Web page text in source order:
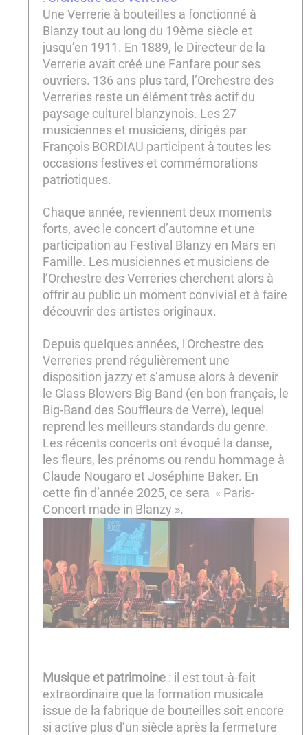
Une Verrerie à bouteilles a fonctionné à
Blanzy tout au long du 19ème siècle et
jusqu’en 1911. En 1889, le Directeur de la
Verrerie avait créé une Fanfare pour ses
ouvriers. 136 ans plus tard, l’Orchestre des
Verreries reste un élément très actif du
paysage culturel blanzynois. Les 27
musiciennes et musiciens, dirigés par
François BORDIAU participent à toutes les
occasions festives et commémorations
patriotiques.
Chaque année, reviennent deux moments
forts, avec le concert d’automne et une
participation au Festival Blanzy en Mars en
Famille. Les musiciennes et musiciens de
l’Orchestre des Verreries cherchent alors à
offrir au public un moment convivial et à faire
découvrir des artistes originaux.
Depuis quelques années, l'Orchestre des
Verreries prend régulièrement une
disposition jazzy et s’amuse alors à devenir
le Glass Blowers Big Band (en bon français, le
Big-Band des Souffleurs de Verre), lequel
reprend les meilleurs standards du genre.
Les récents concerts ont évoqué la danse,
les fleurs, les prénoms ou rendu hommage à
Claude Nougaro et Joséphine Baker. En
cette fin d’année 2025, ce sera « Paris-
Concert made in Blanzy ».
Musique et patrimoine : il est tout-à-fait
extraordinaire que la formation musicale
issue de la fabrique de bouteilles soit encore
si active plus d’un siècle après la fermeture